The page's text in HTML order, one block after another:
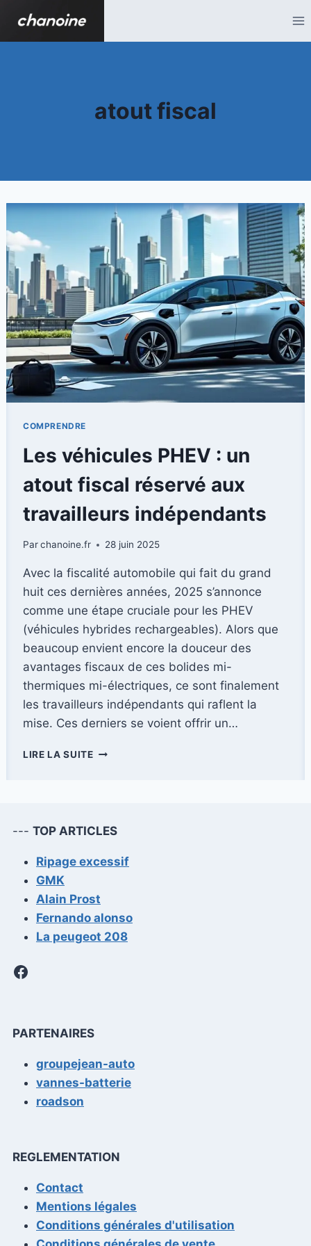
contenu
atout fiscal
COMPRENDRE
Les véhicules PHEV : un
atout fiscal réservé aux
travailleurs indépendants
Parchanoine.fr 28 juin 2025
Avec la fiscalité automobile qui fait du grand
huit ces dernières années, 2025 s’annonce
comme une étape cruciale pour les PHEV
(véhicules hybrides rechargeables). Alors que
beaucoup envient encore la douceur des
avantages fiscaux de ces bolides mi-
thermiques mi-électriques, ce sont finalement
les travailleurs indépendants qui raflent la
mise. Ces derniers se voient offrir un…
LIRE LA SUITELES
ATOUT
FISCAL
AUX
INDÉPENDANTS
--- TOP ARTICLES
Ripage excessif
GMK
Alain Prost
Fernando alonso
La peugeot 208
Facebook
PARTENAIRES
groupejean-auto
vannes-batterie
roadson
REGLEMENTATION
Contact
Mentions légales
Conditions générales d'utilisation